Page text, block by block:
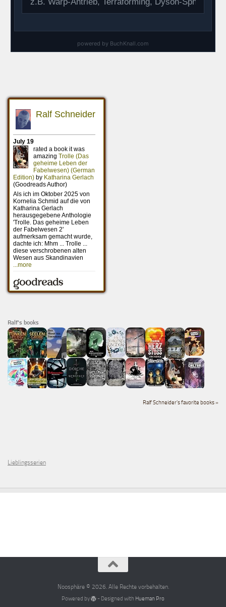
Ralf's books
Ralf Schneider's favorite books »
Lieblingsserien
Noosphäre © 2026. Alle Rechte vorbehalten.
Powered by - Designed with Hueman Pro